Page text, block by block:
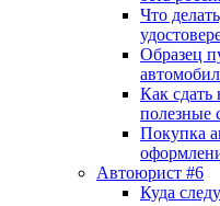
Что
Образец
Как сдать
полезные
Покупка
Автоюрист #6
Куда